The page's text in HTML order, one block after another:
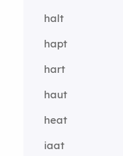
halt
hapt
hart
haut
heat
iaat